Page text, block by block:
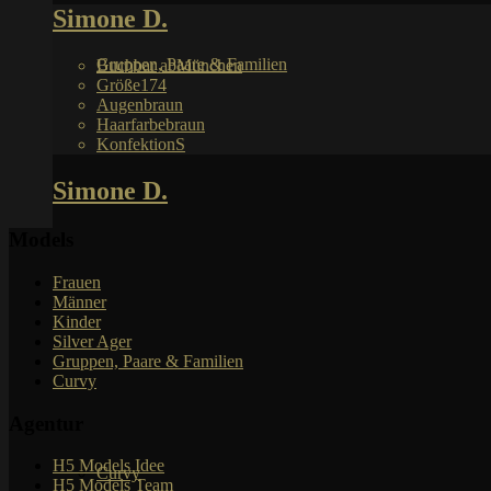
Gruppen, Paare & Familien
Curvy
Simone D.
Buchbar abMünchen
Größe174
Augenbraun
Haarfarbebraun
KonfektionS
Simone D.
Frauen
Männer
Kinder
Silver Ager
Gruppen, Paare & Familien
Curvy
H5 Models Idee
H5 Models Team